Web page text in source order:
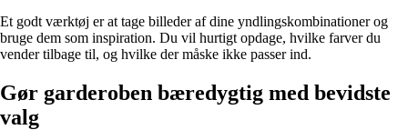
Et godt værktøj er at tage billeder af dine yndlingskombinationer og
bruge dem som inspiration. Du vil hurtigt opdage, hvilke farver du
vender tilbage til, og hvilke der måske ikke passer ind.
Gør garderoben bæredygtig med bevidste
valg